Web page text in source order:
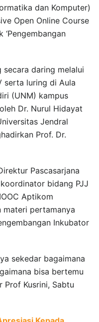
dan Komputer)
Open Online Course
daring melalui
serta luring di Aula
(UNM) kampus
Dr. Nurul Hidayat
Jendral
Prof. Dr.
Pascasarjana
bidang PJJ
Aptikom
materi pertamanya
Inkubator
sekedar bagaimana
bisa bertemu
Prof Kusrini, Sabtu